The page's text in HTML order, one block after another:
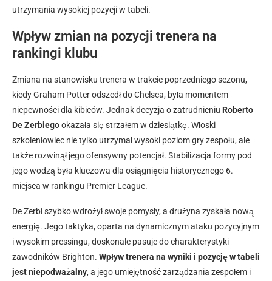
utrzymania wysokiej pozycji w tabeli.
Wpływ zmian na pozycji trenera na
rankingi klubu
Zmiana na stanowisku trenera w trakcie poprzedniego sezonu,
kiedy Graham Potter odszedł do Chelsea, była momentem
niepewności dla kibiców. Jednak decyzja o zatrudnieniu Roberto
De Zerbiegookazała się strzałem w dziesiątkę. Włoski
szkoleniowiec nie tylko utrzymał wysoki poziom gry zespołu, ale
także rozwinął jego ofensywny potencjał. Stabilizacja formy pod
jego wodzą była kluczowa dla osiągnięcia historycznego 6.
miejsca w rankingu Premier League.
De Zerbi szybko wdrożył swoje pomysły, a drużyna zyskała nową
energię. Jego taktyka, oparta na dynamicznym ataku pozycyjnym
i wysokim pressingu, doskonale pasuje do charakterystyki
zawodników Brighton. Wpływ trenera na wyniki i pozycję w tabeli
jest niepodważalny, a jego umiejętność zarządzania zespołem i